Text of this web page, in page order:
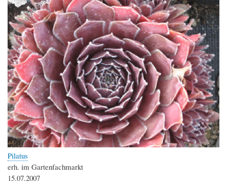
Pilatus
erh. im Gartenfachmarkt
15.07.2007